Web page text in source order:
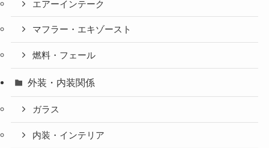
エアーインテーク
マフラー・エキゾースト
燃料・フェール
外装・内装関係
ガラス
内装・インテリア